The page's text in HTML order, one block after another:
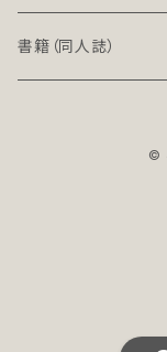
PRO-NC（プロ／ノン
中部地方の鉄道（デジ
高速道路案内図
文具（クリアファイル）
書籍（同人誌）
©